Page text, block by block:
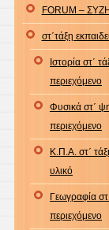
FORUM –
στ΄τάξη
Ιστορία στ΄
περιεχόμενο
Φυσικά στ΄
περιεχόμενο
Κ.Π.Α. στ΄
υλικό
Γεωγραφία
περιεχόμενο